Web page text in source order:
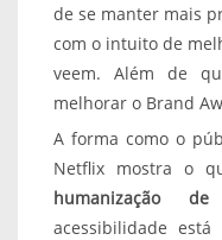
de se manter mais
com o intuito de
veem. Além de
melhorar o Brand
A forma como o
Netflix mostra o
humanização
acessibilidade